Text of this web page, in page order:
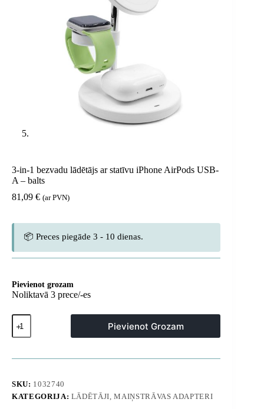
3-in-1 bezvadu lādētājs ar statīvu iPhone AirPods USB-
A – balts
81,09 € (ar PVN)
📦 Preces piegāde 3 - 10 dienas.
Pievienot grozam
Noliktavā 3 prece/-es
3-
in-
1
lādētājs
iPhone
AirPods
Pievienot Grozam
SKU: 1032740
KATEGORIJA: LĀDĒTĀJI, MAIŅSTRĀVAS ADAPTERI